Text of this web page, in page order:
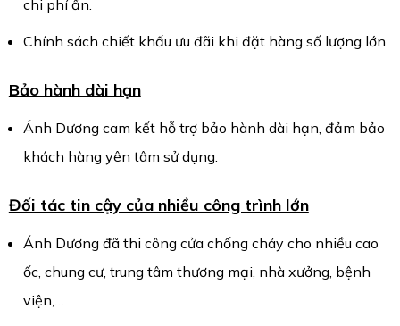
chi phí ẩn.
Chính sách chiết khấu ưu đãi khi đặt hàng số lượng lớn.
Bảo hành dài hạn
Ánh Dương cam kết hỗ trợ bảo hành dài hạn, đảm bảo
khách hàng yên tâm sử dụng.
Đối tác tin cậy của nhiều công trình lớn
Ánh Dương đã thi công cửa chống cháy cho nhiều cao
ốc, chung cư, trung tâm thương mại, nhà xưởng, bệnh
viện,…